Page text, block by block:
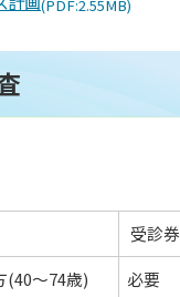
(PDF:2.55MB)
受診券
(40～74歳)
必要